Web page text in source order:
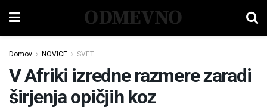
ODMEVNO
Domov NOVICE SVET
V Afriki izredne razmere zaradi
širjenja opičjih koz